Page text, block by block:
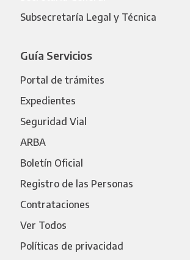
Subsecretaría Legal y Técnica
Guía Servicios
Portal de trámites
Expedientes
Seguridad Vial
ARBA
Boletín Oficial
Registro de las Personas
Contrataciones
Ver Todos
Políticas de privacidad